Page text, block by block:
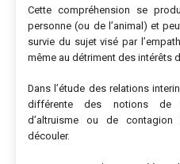
Cette compréhension se
personne (ou de l’animal) et
survie du sujet visé par
même au détriment des intérêts
Dans l’étude des relations
différente des notions de
d’altruisme ou de contagion
découler.